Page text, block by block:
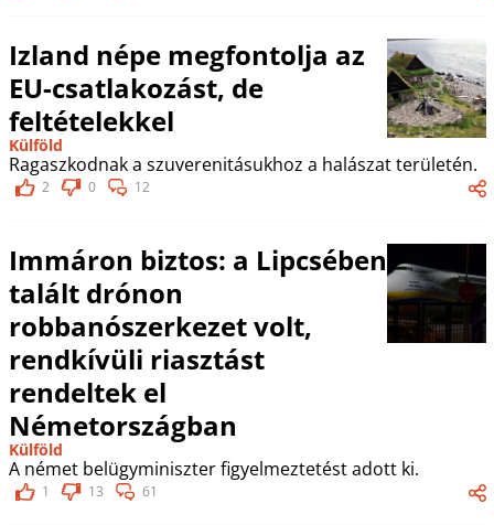
Izland népe megfontolja az
EU-csatlakozást, de
feltételekkel
Külföld
Ragaszkodnak a szuverenitásukhoz a halászat területén.
2 0 12
Immáron biztos: a Lipcsében
talált drónon
robbanószerkezet volt,
rendkívüli riasztást
rendeltek el
Németországban
Külföld
A német belügyminiszter figyelmeztetést adott ki.
1 13 61